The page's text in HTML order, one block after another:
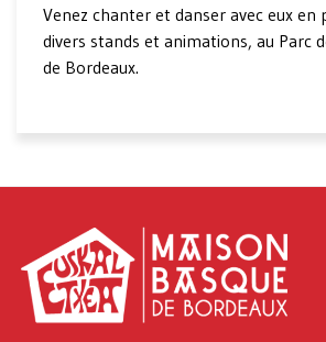
Venez chanter et danser avec eux en
divers stands et animations, au Parc
de Bordeaux.